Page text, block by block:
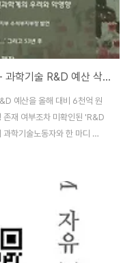
'우리는 돈이 아니라 미래를 원한다' - 과학기술 R&D 예산 삭감 논의 간담회 안내
예산을 올해 대비 6천억 원
재 여부조차 미확인된 'R&D
학기술노동자와 한 마디 논
나키즘 소모임 '검은 학'은 민
끼칠 직간접적인 영향을 함께
간담회를 준비했습니다. 그
노동환경에서 근무해 왔음에
대학원생이지만, 금번 사태